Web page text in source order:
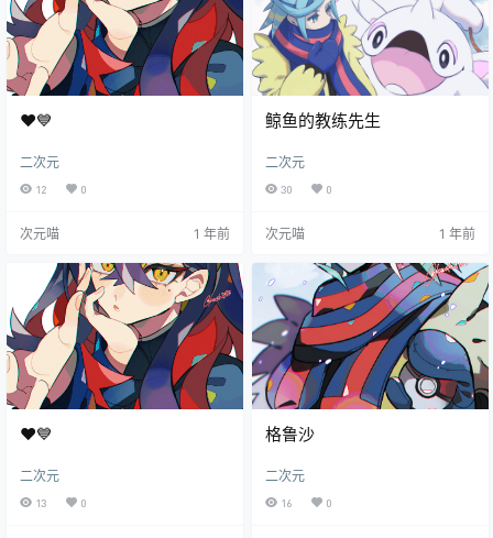
❤️💙
二次元
12 0
次元喵 1 年前
鲸鱼的教练先生
二次元
30 0
次元喵 1 年前
❤️💙
二次元
13 0
格鲁沙
二次元
16 0